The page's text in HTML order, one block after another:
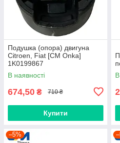
Подушка (опора) двигуна
Citroen, Fiat [CM Onka]
1K0199867
В наявності
674,50 ₴ 710 ₴
Купити
–5%